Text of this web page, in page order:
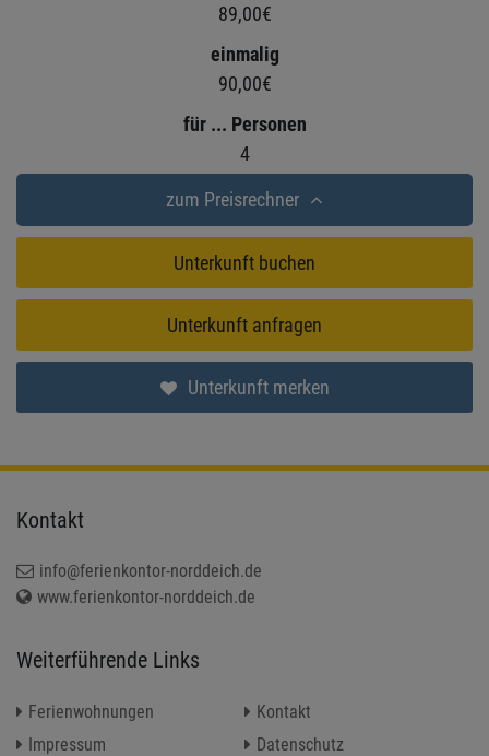
89,00€
einmalig
90,00€
für ... Personen
4
zum Preisrechner
Unterkunft buchen
Unterkunft anfragen
Unterkunft merken
Kontakt
info@ferienkontor-norddeich.de
www.ferienkontor-norddeich.de
Weiterführende Links
Ferienwohnungen
Kontakt
Impressum
Datenschutz